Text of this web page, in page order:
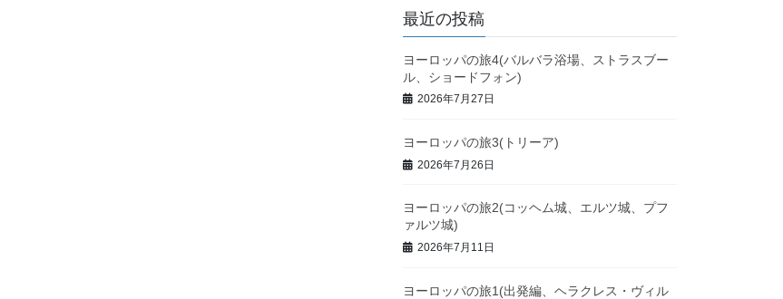
ド
レ
ス
最近の投稿
ヨーロッパの旅4(バルバラ浴場、ストラスブー
ル、ショードフォン)
2026年7月27日
ヨーロッパの旅3(トリーア)
2026年7月26日
ヨーロッパの旅2(コッヘム城、エルツ城、プフ
ァルツ城)
2026年7月11日
ヨーロッパの旅1(出発編、ヘラクレス・ヴィル